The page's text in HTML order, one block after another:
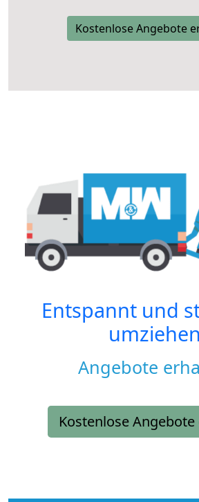
Kostenlose Angebote
Entspannt und
umziehen
Angebote
Kostenlose